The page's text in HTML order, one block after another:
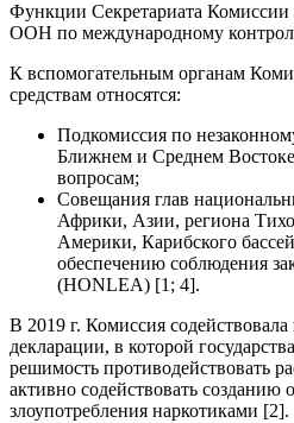
Функции Секретариата
ООН по международному
К вспомогательным органам
средствам относятся:
Подкомиссия по
Ближнем и Среднем
вопросам;
Совещания глав
Африки, Азии, региона
Америки, Карибского
обеспечению соблюдения
(HONLEA) [1; 4].
В 2019 г. Комиссия
декларации, в которой
решимость противодействовать
активно содействовать созданию
злоупотребления наркотиками [2].